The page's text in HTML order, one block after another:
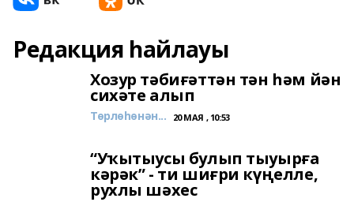
Редакция һайлауы
Хозур тәбиғәттән тән һәм йән
сихәте алып
Төрлөһөнән... 20 МАЯ , 10:53
“Уҡытыусы булып тыуырға
кәрәк” - ти шиғри күңелле,
рухлы шәхес